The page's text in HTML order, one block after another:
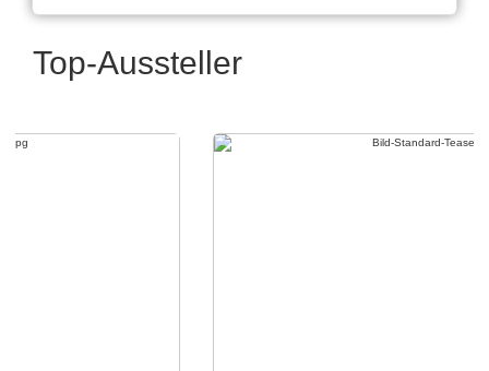
Top-Aussteller